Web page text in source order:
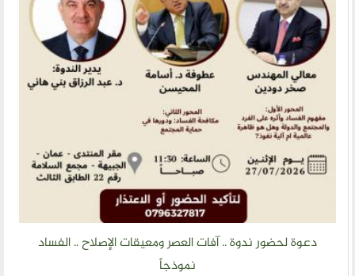
دعوة لحضور ندوة .. آفات العصر ومعيقات الإصلاح .. الفساد
نموذجاً